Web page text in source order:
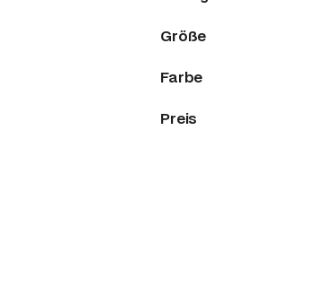
Größe
Farbe
Preis